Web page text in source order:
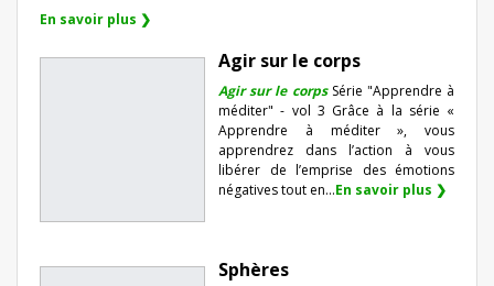
En savoir plus ❯
Agir sur le corps
Agir sur le corpsSérie "Apprendre à
méditer" - vol 3 Grâce à la série «
Apprendre à méditer », vous
apprendrez dans l’action à vous
libérer de l’emprise des émotions
négatives tout en...En savoir plus ❯
Sphères